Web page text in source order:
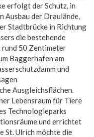
erfolgt der Schutz, in
Ausbau der Draulände,
Stadtbrücke in Richtung
die bestehende
rund 50 Zentimeter
Baggerhafen am
und
Ausgleichsflächen.
Lebensraum für Tiere
Technologieparks
und errichtet
St. Ulrich möchte die